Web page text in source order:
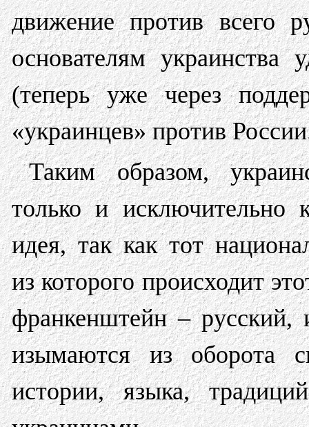
движение против всего
основателям украинства
(теперь уже через
«украинцев» против
Таким образом,
только и исключительно
идея, так как тот
из которого происходит
франкенштейн – русский,
изымаются из оборота
истории, языка,